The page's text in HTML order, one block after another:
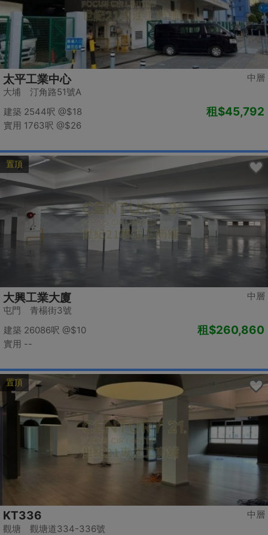
中層
太平工業中心
大埔 汀角路51號A
建築 2544呎 @$18
實用 1763呎 @$26
租$45,792
置頂
中層
大興工業大廈
屯門 青楊街3號
建築 26086呎 @$10
實用 --
租$260,860
置頂
中層
KT336
觀塘 觀塘道334-336號